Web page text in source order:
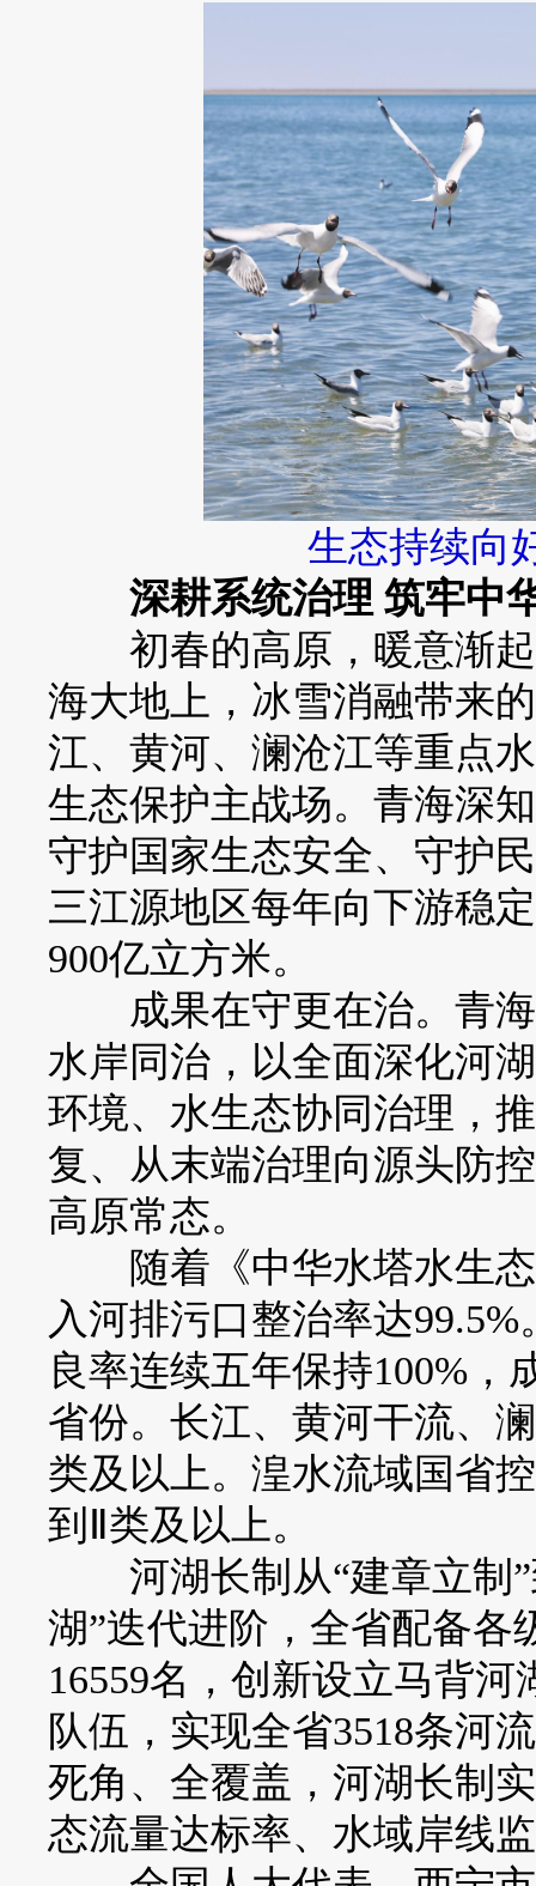
生态持续向
深耕系统治理 筑牢中
初春的高原，暖意渐起
海大地上，冰雪消融带来
江、黄河、澜沧江等重点
生态保护主战场。青海深
守护国家生态安全、守护
三江源地区每年向下游稳
900亿立方米。
成果在守更在治。青海
水岸同治，以全面深化河
环境、水生态协同治理，
复、从末端治理向源头防
高原常态。
随着《中华水塔水生态
入河排污口整治率达
良率连续五年保持100%
省份。长江、黄河干流、
类及以上。湟水流域国省
到Ⅱ类及以上。
河湖长制从“建章立制”
湖”迭代进阶，全省配备各
16559名，创新设立马背
队伍，实现全省3518条河
死角、全覆盖，河湖长制
态流量达标率、水域岸线